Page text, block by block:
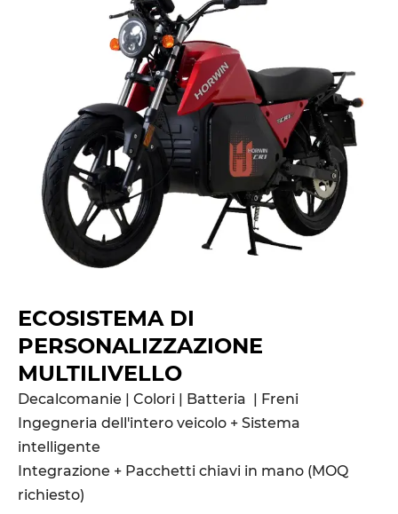
ECOSISTEMA DI
PERSONALIZZAZIONE
MULTILIVELLO
Decalcomanie | Colori | Batteria | Freni
Ingegneria dell'intero veicolo + Sistema
intelligente
Integrazione + Pacchetti chiavi in mano (MOQ
richiesto)